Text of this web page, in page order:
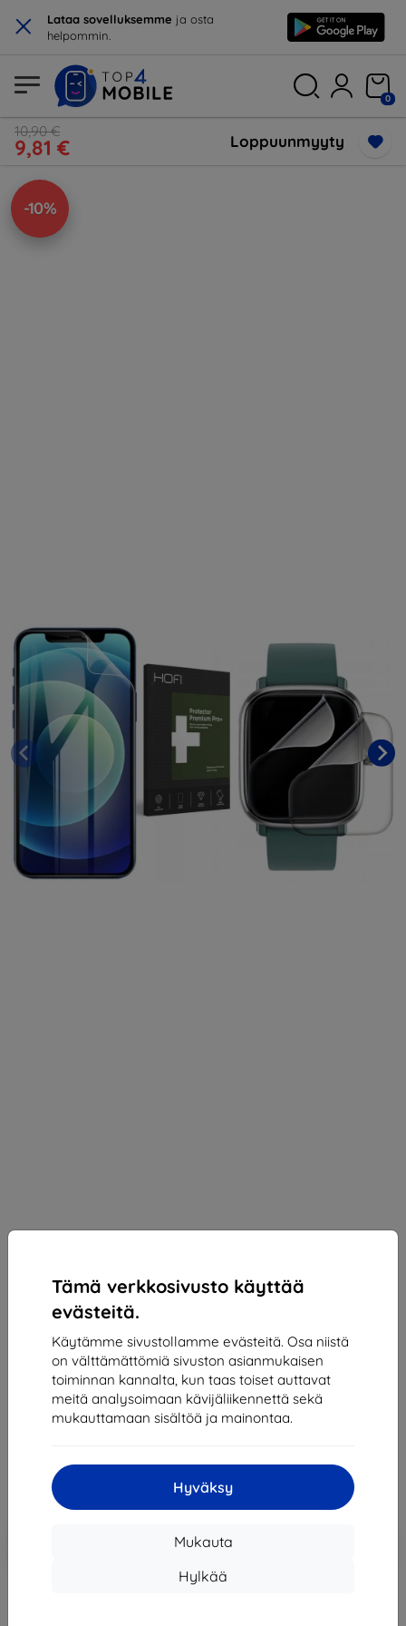
× Lataa sovelluksemme ja osta
helpommin.
Tämä verkkosivusto käyttää
evästeitä.
Käytämme sivustollamme evästeitä. Osa niistä
on välttämättömiä sivuston asianmukaisen
toiminnan kannalta, kun taas toiset auttavat
meitä analysoimaan kävijäliikennettä sekä
mukauttamaan sisältöä ja mainontaa.
Hyväksy
Mukauta
Hylkää
0
10,90 €
9,81 € Loppuunmyyty
-10%
Hofi
Suojakalvo + HYDROGEL FOIL FOR EACH PHONE
HOFI HYDROGEL FOR ALL MODELS
9,81 €
Hinta ilman ALV:tä
Alennus kupongilla